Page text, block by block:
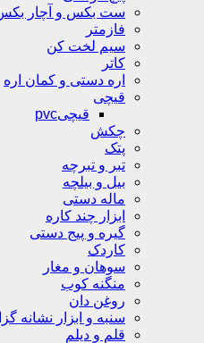
ست بکس و آچار
فازمتر
سیم لخت کن
کاتر
اره دستی و کمان اره
قیچی
قیچیpvc
چکش
پتک
تبر و تبرچه
بیل و بیلچه
ماله دستی
ابزار چند کاره
گیره و پیج دستی
کاردک
سوهان و مغار
منگنه کوب
روغن دان
سنبه و ابزار نشانه
قلم و دیلم